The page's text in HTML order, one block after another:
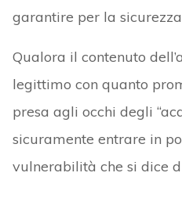
garantire per la
Qualora il contenuto
legittimo con quanto
presa agli occhi degli
sicuramente entrare in
vulnerabilità che si dice